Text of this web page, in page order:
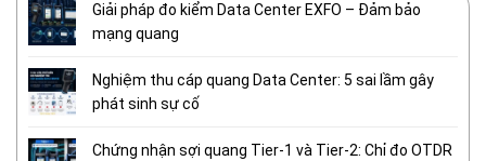
Giải pháp đo kiểm Data Center EXFO – Đảm bảo
mạng quang
Nghiệm thu cáp quang Data Center: 5 sai lầm gây
phát sinh sự cố
Chứng nhận sợi quang Tier-1 và Tier-2: Chỉ đo OTDR